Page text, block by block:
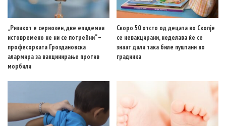
„Ризикот е сериозен, две епидемии
истовремено не ни се потребни“ –
професорката Гроздановска
алармира за вакцинирање против
морбили
Скоро 50 отсто од децата во Скопје
се невакцирани, неделава ќе се
знаат дали така биле пуштани во
градинка